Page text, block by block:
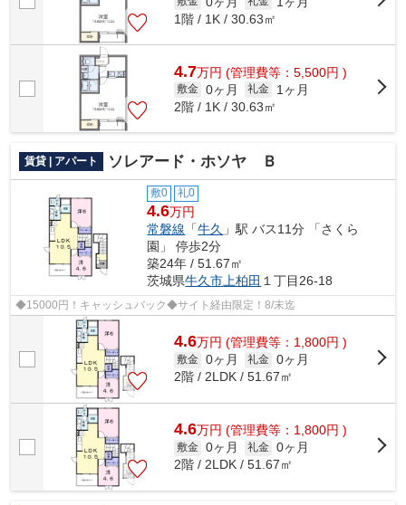
1階 / 1K / 30.63㎡
4.7万円 (管理費等：5,500円 )
敷金 0ヶ月 礼金
1ヶ月
2階 / 1K / 30.63㎡
賃貸 | アパート ソレアード・ホソヤ Ｂ
敷0 礼0
4.6万円
常磐線 「牛久 」駅 バス11分 「さくら
園」 停歩2分
築24年 / 51.67㎡
茨城県牛久市 上柏田 １丁目26-18
◆15000円！キャッシュバック◆サイト経由限定！8/末迄
4.6万円 (管理費等：1,800円 )
敷金 0ヶ月 礼金 0ヶ月
2階 / 2LDK / 51.67㎡
4.6万円 (管理費等：1,800円 )
敷金 0ヶ月 礼金 0ヶ月
2階 / 2LDK / 51.67㎡